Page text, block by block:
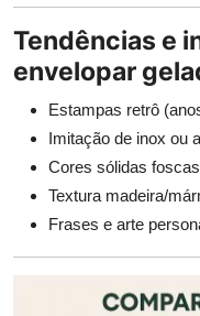
Tendências e
envelopar
Estampas retrô
Imitação de inox ou
Cores sólidas
Textura madeira/
Frases e arte